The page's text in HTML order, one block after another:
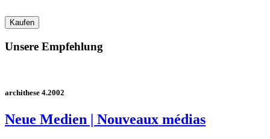
Unsere Empfehlung
archithese 4.2002
Neue Medien | Nouveaux médias